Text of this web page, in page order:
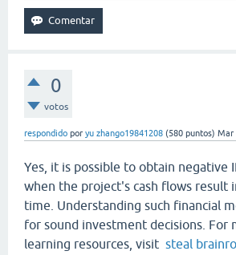
0
votos
respondido por yu zhango19841208 (580 puntos) Mar
Yes, it is possible to obtain negative
when the project's cash flows result
time. Understanding such financial
for sound investment decisions. For
learning resources, visit steal